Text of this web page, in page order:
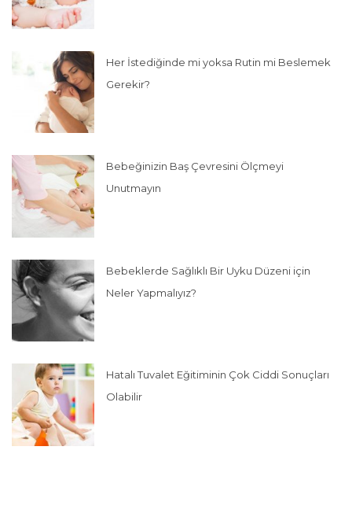
Her İstediğinde mi yoksa Rutin mi Beslemek
Gerekir?
Bebeğinizin Baş Çevresini Ölçmeyi
Unutmayın
Bebeklerde Sağlıklı Bir Uyku Düzeni için
Neler Yapmalıyız?
Hatalı Tuvalet Eğitiminin Çok Ciddi Sonuçları
Olabilir